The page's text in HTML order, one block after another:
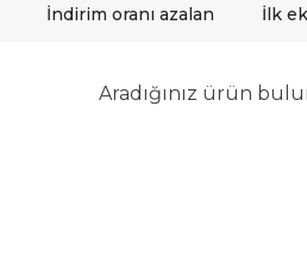
İndirim oranı azalan İlk
Aradığınız ürün